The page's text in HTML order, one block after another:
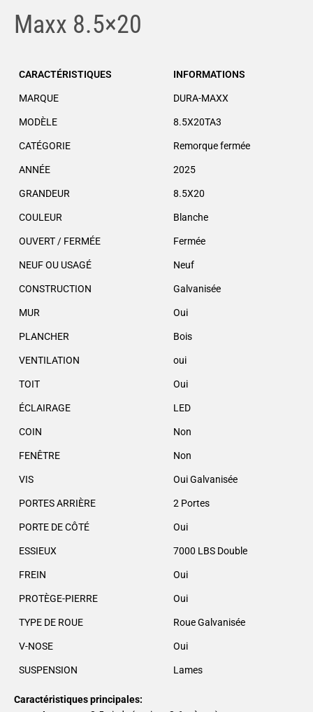
Maxx 8.5×20
CARACTÉRISTIQUES INFORMATIONS
MARQUE DURA-MAXX
MODÈLE 8.5X20TA3
CATÉGORIE Remorque fermée
ANNÉE 2025
GRANDEUR 8.5X20
COULEUR Blanche
OUVERT / FERMÉE Fermée
NEUF OU USAGÉ Neuf
CONSTRUCTION Galvanisée
MUR Oui
PLANCHER Bois
VENTILATION oui
TOIT Oui
ÉCLAIRAGE LED
COIN Non
FENÊTRE Non
VIS Oui Galvanisée
PORTES ARRIÈRE 2 Portes
PORTE DE CÔTÉ Oui
ESSIEUX 7000 LBS Double
FREIN Oui
PROTÈGE-PIERRE Oui
TYPE DE ROUE Roue Galvanisée
V-NOSE Oui
SUSPENSION Lames
Caractéristiques principales: